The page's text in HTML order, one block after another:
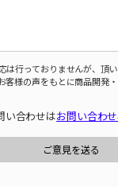
は行っておりませんが、頂
客様の声をもとに商品開発
い合わせはお問い合わ